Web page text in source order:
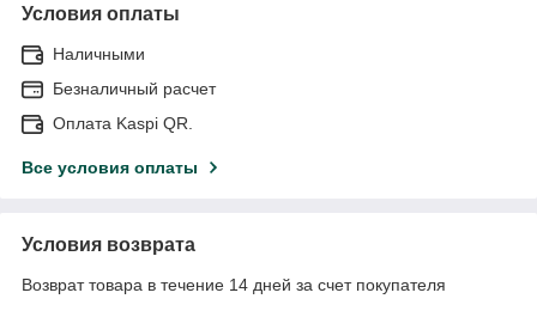
Условия оплаты
Наличными
Безналичный расчет
Оплата Kaspi QR.
Все условия оплаты
Условия возврата
Возврат товара в течение 14 дней за счет покупателя